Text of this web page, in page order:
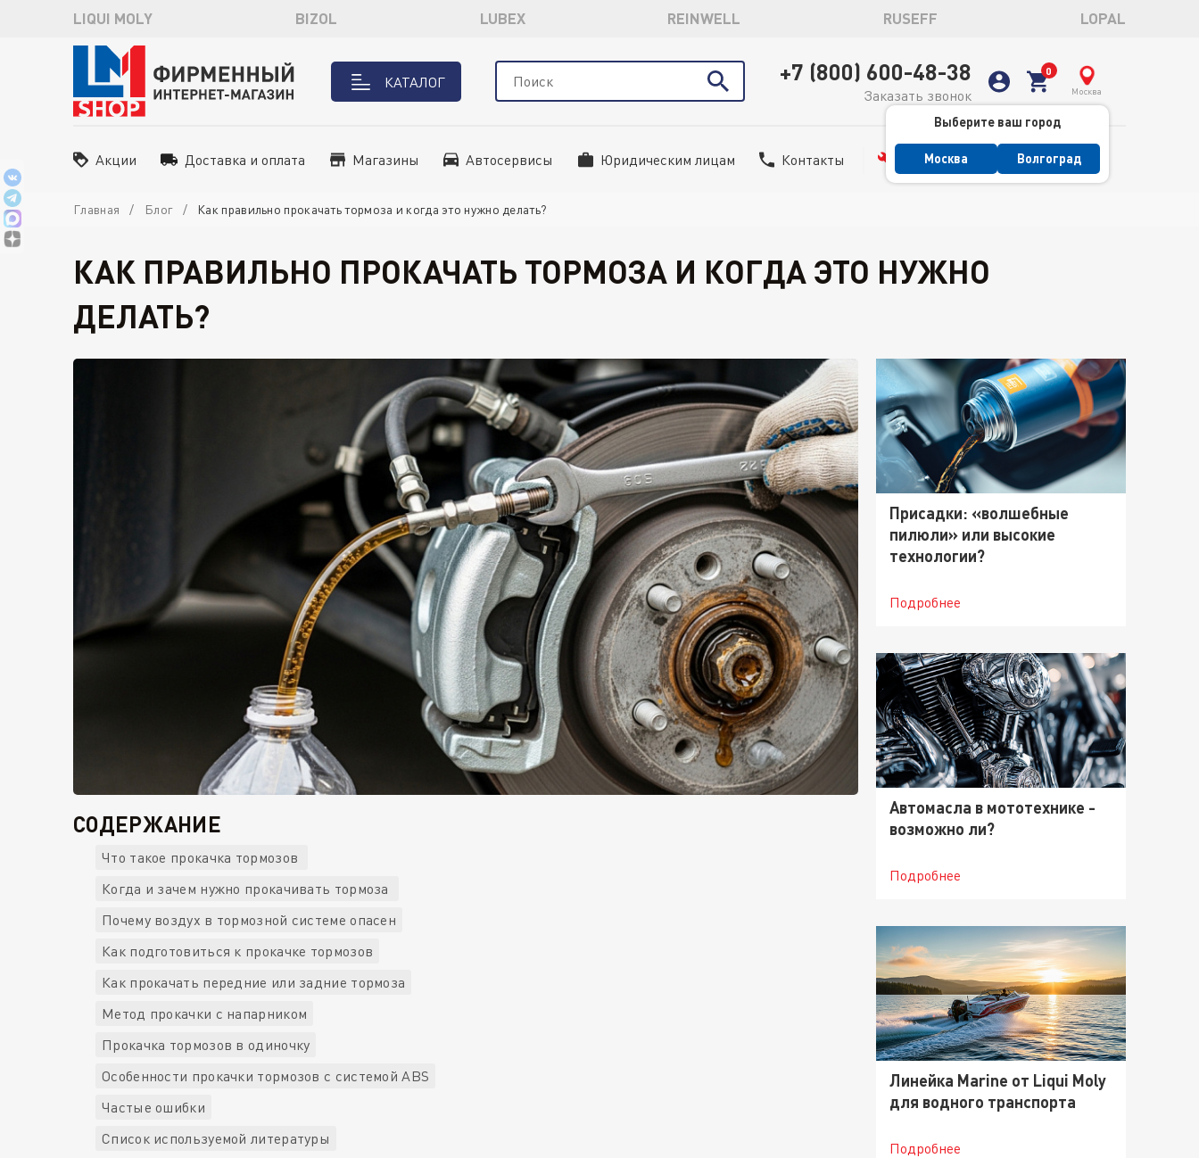
LIQUI MOLY BIZOL LUBEX REINWELL RUSEFF LOPAL
КАТАЛОГ +7 (800) 600-48-38
Заказать звонок Москва
Выберите ваш город
Москва Волгоград
Акции Доставка и оплата Магазины Автосервисы Юридическим лицам Контакты Сервис
Главная Блог Как правильно прокачать тормоза и когда это нужно делать?
КАК ПРАВИЛЬНО ПРОКАЧАТЬ ТОРМОЗА И КОГДА ЭТО НУЖНО
ДЕЛАТЬ?
СОДЕРЖАНИЕ
Что такое прокачка тормозов
Когда и зачем нужно прокачивать тормоза
Почему воздух в тормозной системе опасен
Как подготовиться к прокачке тормозов
Как прокачать передние или задние тормоза
Метод прокачки с напарником
Прокачка тормозов в одиночку
Особенности прокачки тормозов с системой ABS
Частые ошибки
Список используемой литературы
Присадки: «волшебные
пилюли» или высокие
технологии?
Подробнее
Автомасла в мототехнике -
возможно ли?
Подробнее
Линейка Marine от Liqui Moly
для водного транспорта
Подробнее